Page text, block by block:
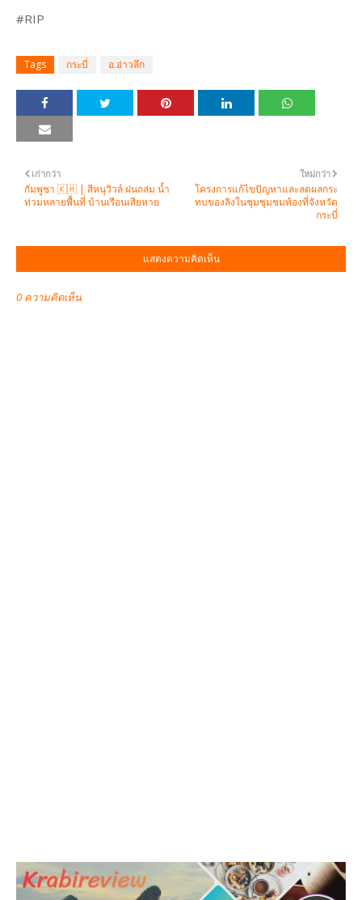
#RIP
Tags กระบี่ อ.อ่าวลึก
ใหม่กว่า
โครงการแก้ไขปัญหาและลดผลกระ
ทบของลิงในชุมชุมชมท้องที่จังหวัด
กระบี่
เก่ากว่า
กัมพูชา 🇰🇭 | สีหนุวิวล์ ฝนถล่ม น้ำ
ท่วมหลายพื้นที่ บ้านเรือนเสียหาย
แสดงความคิดเห็น
0 ความคิดเห็น